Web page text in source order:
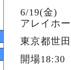
6/19(金)
アレイホ
東京都世
開場